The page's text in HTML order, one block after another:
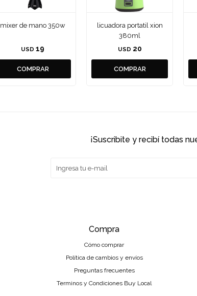
mixer de mano 350w
USD 19
licuadora portatil xion
380ml
USD 20
Compra
Cómo comprar
Política de cambios y envíos
Preguntas frecuentes
Terminos y Condiciones Buy Local
¡suscribite y recibí todas